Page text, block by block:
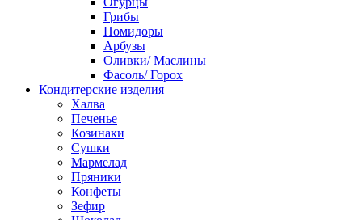
Грибы
Помидоры
Арбузы
Оливки/ Маслины
Фасоль/ Горох
Кондитерские изделия
Халва
Печенье
Козинаки
Сушки
Мармелад
Пряники
Конфеты
Зефир